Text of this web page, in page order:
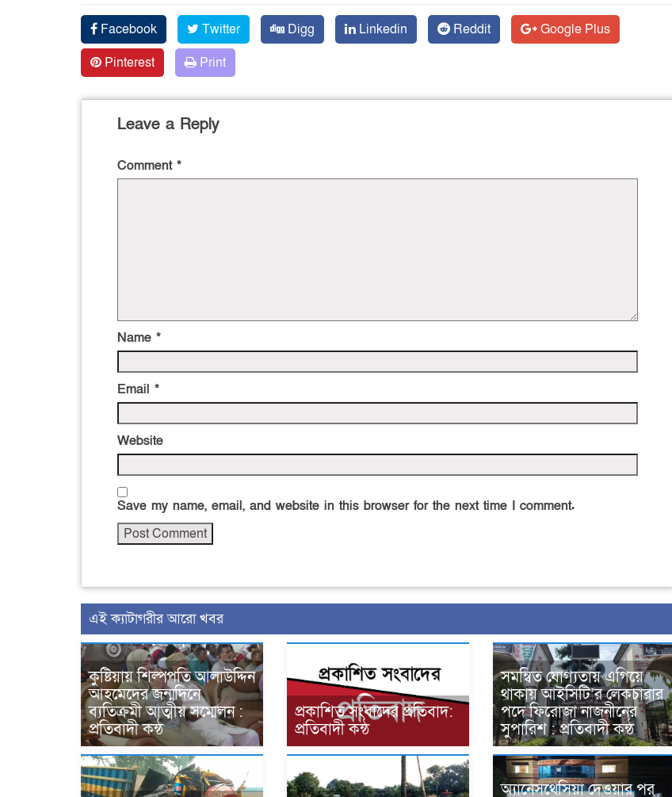
Facebook Twitter Digg Linkedin Reddit
Google Plus
Pinterest
Print
Leave a Reply
Comment *
Name *
Email *
Website
Save my name, email, and website in this browser for the next time I comment.
এই ক্যাটাগরীর আরো খবর
কুষ্টিয়ায় শিল্পপতি আলাউদ্দিন
আহমেদের জন্মদিনে
ব্যতিক্রমী আত্মীয় সম্মেলন :
প্রতিবাদী কন্ঠ
প্রকাশিত সংবাদের প্রতিবাদ:
প্রতিবাদী কন্ঠ
সমন্বিত যোগ্যতায় এগিয়ে
থাকায় আইসিটি’র লেকচারার
পদে ফিরোজা নাজনীনের
সুপারিশ : প্রতিবাদী কন্ঠ
অ্যানেসথেসিয়া দেওয়ার পর